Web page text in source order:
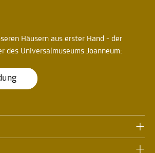
Häusern aus erster Hand - der
des Universalmuseums Joanneum: